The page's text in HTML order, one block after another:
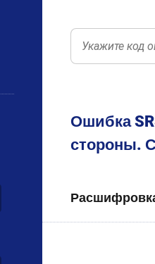
Ошибка
стороны.